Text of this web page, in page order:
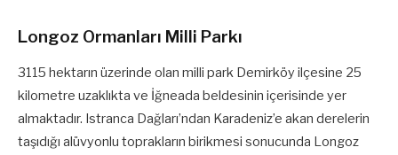
Longoz Ormanları Milli Parkı
3115 hektarın üzerinde olan milli park Demirköy ilçesine 25
kilometre uzaklıkta ve İğneada beldesinin içerisinde yer
almaktadır. Istranca Dağları’ndan Karadeniz’e akan derelerin
taşıdığı alüvyonlu toprakların birikmesi sonucunda Longoz